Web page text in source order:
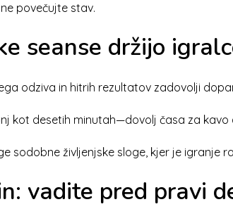
povečujte stav.
seanse držijo
odziva in hitrih rezultatov zadovolji
kot desetih minutah—dovolj časa za
sodobne življenjske sloge, kjer je igranje
vadite pred pravi